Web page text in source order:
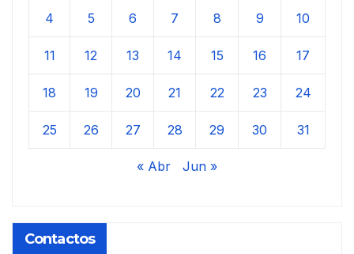
4 5 6 7 8 9 10
11 12 13 14 15 16 17
18 19 20 21 22 23 24
25 26 27 28 29 30 31
« Abr Jun »
Contactos